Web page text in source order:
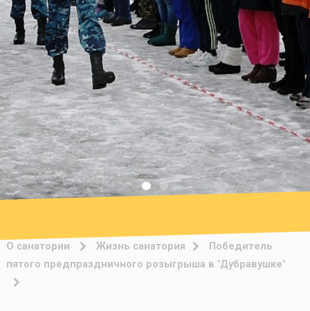
О санатории Жизнь санатория
Победитель
пятого предпраздничного розыгрыша в "Дубравушке"